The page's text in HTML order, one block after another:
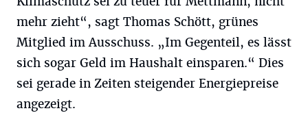
mehr zieht“, sagt Thomas Schött, grünes
Mitglied im Ausschuss. „Im Gegenteil, es lässt
sich sogar Geld im Haushalt einsparen.“ Dies
sei gerade in Zeiten steigender Energiepreise
angezeigt.